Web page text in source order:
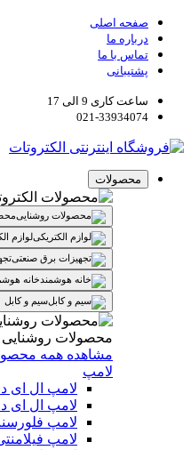
صفحه اصلی
درباره ما
تماس با ما
پشتیبانی
ساعت کاری 9 الی 17
021-33934074
محصولات
لوازم
خانه
سیم و کابل
محصولات روشنایی
مشاهده همه
لامپ
لامپ ال ای
لامپ ال ای
لامپ
لامپ